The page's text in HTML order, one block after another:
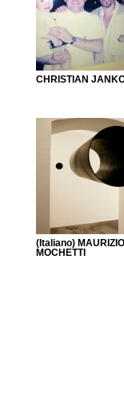
CHRISTIAN
(Italiano) MAURIZIO
MOCHETTI